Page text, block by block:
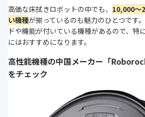
高価な床拭きロボットの中でも、 10,000〜
い機種が揃っているのも魅力のひとつです
ドや機能が付いている機種があるので、特
にはおすすめになります。
高性能機種の中国メーカー「
をチェック